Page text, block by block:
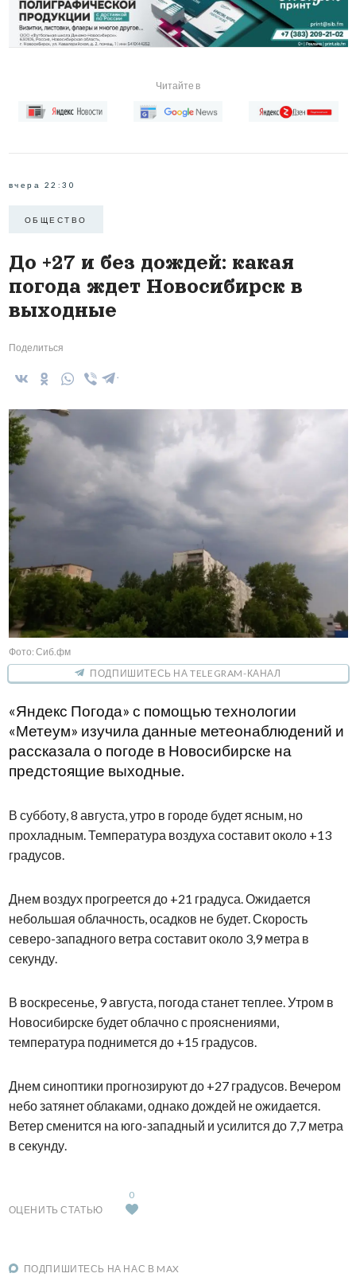
Читайте в
вчера 22:30
ОБЩЕСТВО
До +27 и без дождей: какая
погода ждет Новосибирск в
выходные
Поделиться
Фото: Сиб.фм
ПОДПИШИТЕСЬ НА TELEGRAM-КАНАЛ
«Яндекс Погода» с помощью технологии
«Метеум» изучила данные метеонаблюдений и
рассказала о погоде в Новосибирске на
предстоящие выходные.
В субботу, 8 августа, утро в городе будет ясным, но
прохладным. Температура воздуха составит около +13
градусов.
Днем воздух прогреется до +21 градуса. Ожидается
небольшая облачность, осадков не будет. Скорость
северо-западного ветра составит около 3,9 метра в
секунду.
В воскресенье, 9 августа, погода станет теплее. Утром в
Новосибирске будет облачно с прояснениями,
температура поднимется до +15 градусов.
Днем синоптики прогнозируют до +27 градусов. Вечером
небо затянет облаками, однако дождей не ожидается.
Ветер сменится на юго-западный и усилится до 7,7 метра
в секунду.
ОЦЕНИТЬ СТАТЬЮ
0
ПОДПИШИТЕСЬ НА НАС В MAX